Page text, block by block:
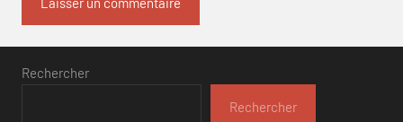
Rechercher
Rechercher